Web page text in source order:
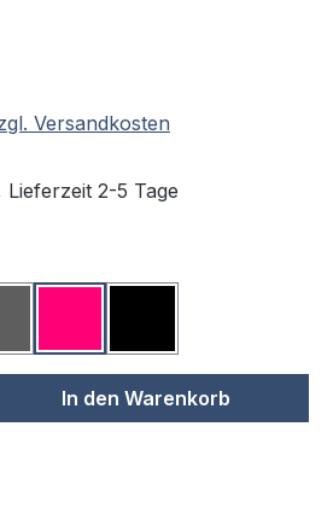
Versandkosten
2-5 Tage
Gib den
In den Warenkorb